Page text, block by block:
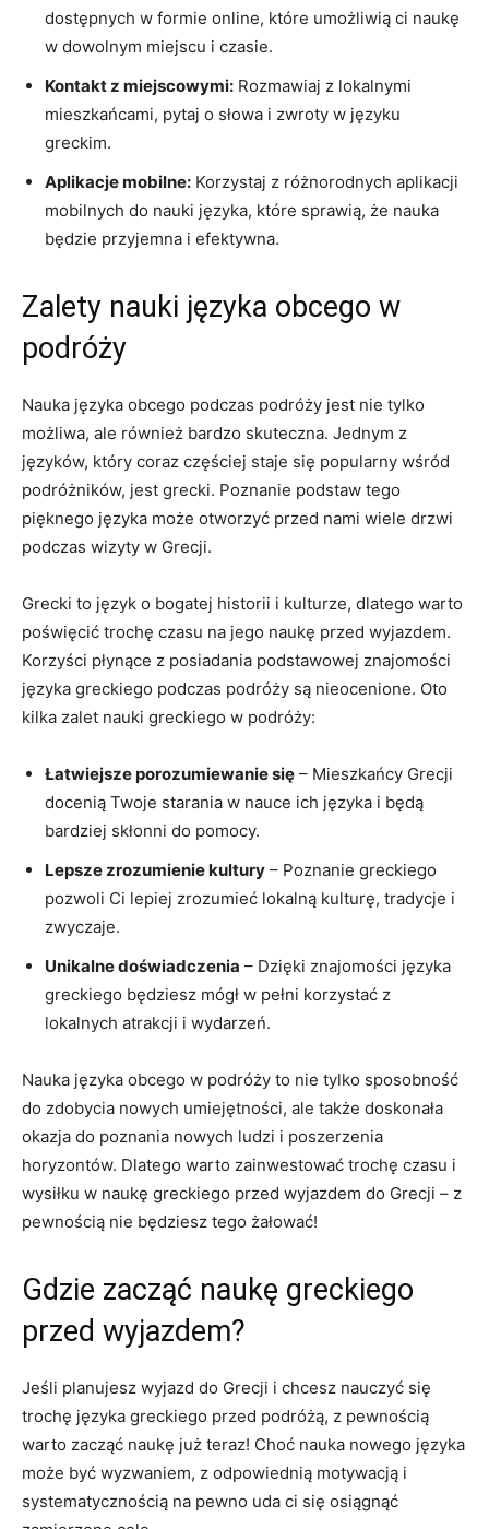
dostępnych w formie online, które umożliwią ci naukę
⁢w dowolnym ⁣miejscu i czasie.
Kontakt z miejscowymi: Rozmawiaj z lokalnymi
mieszkańcami, pytaj ‌o słowa i ⁢zwroty w języku
greckim.
Aplikacje mobilne: Korzystaj ‌z różnorodnych ⁤aplikacji
mobilnych do nauki języka, które⁣ sprawią, że nauka
będzie przyjemna i efektywna.
Zalety nauki języka obcego w⁤
podróży
Nauka języka obcego podczas ⁤podróży jest nie tylko
możliwa, ale‍ również bardzo skuteczna. Jednym ‍z⁢
języków, który coraz częściej staje się popularny wśród
⁣podróżników, jest grecki. Poznanie podstaw tego
pięknego​ języka może ⁤otworzyć⁣ przed ‌nami wiele drzwi
podczas wizyty w⁤ Grecji.⁤
Grecki to język o bogatej historii i kulturze, dlatego warto
poświęcić trochę czasu na jego​ naukę przed wyjazdem.
Korzyści ‌płynące z posiadania podstawowej⁤ znajomości‍
języka greckiego podczas podróży są nieocenione. ⁣Oto
kilka zalet‍ nauki greckiego ‌w podróży:
Łatwiejsze porozumiewanie się – Mieszkańcy Grecji
docenią Twoje starania w nauce‌ ich języka i będą
bardziej skłonni do pomocy.
Lepsze zrozumienie kultury – Poznanie greckiego
pozwoli ⁢Ci⁢ lepiej zrozumieć lokalną ⁢kulturę, tradycje i
zwyczaje.
Unikalne doświadczenia – Dzięki znajomości języka
greckiego‍ będziesz mógł​ w pełni⁤ korzystać z​
lokalnych atrakcji ⁢i wydarzeń.
Nauka języka obcego w podróży to nie‌ tylko sposobność
do zdobycia nowych umiejętności, ale także ​doskonała
okazja do poznania nowych ludzi i poszerzenia
horyzontów. Dlatego warto zainwestować trochę czasu i‌
wysiłku ⁤w⁤ naukę greckiego przed wyjazdem do Grecji –‌ z
pewnością nie będziesz tego żałować!
Gdzie zacząć naukę greckiego
przed wyjazdem?
Jeśli planujesz wyjazd do​ Grecji i chcesz nauczyć się
trochę języka ‌greckiego przed podróżą, z⁣ pewnością
warto zacząć naukę już teraz! Choć nauka nowego języka
może być wyzwaniem, z odpowiednią motywacją i
systematycznością na pewno uda ci się osiągnąć